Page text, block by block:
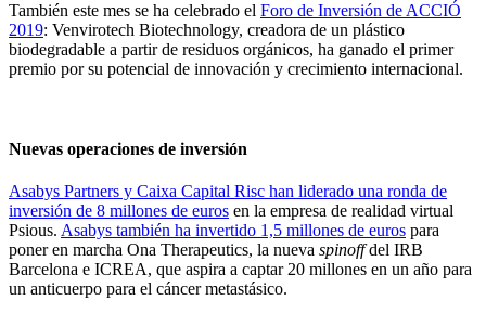
También este mes se ha celebrado el Foro de Inversión de ACCIÓ
2019: Venvirotech Biotechnology, creadora de un plástico
biodegradable a partir de residuos orgánicos, ha ganado el primer
premio por su potencial de innovación y crecimiento internacional.
Nuevas operaciones de inversión
Asabys Partners y Caixa Capital Risc han liderado una ronda de
inversión de 8 millones de euros en la empresa de realidad virtual
Psious. Asabys también ha invertido 1,5 millones de euros para
poner en marcha Ona Therapeutics, la nueva spinoffdel IRB
Barcelona e ICREA, que aspira a captar 20 millones en un año para
un anticuerpo para el cáncer metastásico.